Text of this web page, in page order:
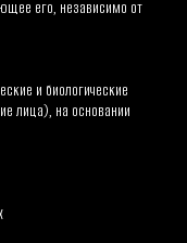
его, независимо от
и биологические
лица), на основании